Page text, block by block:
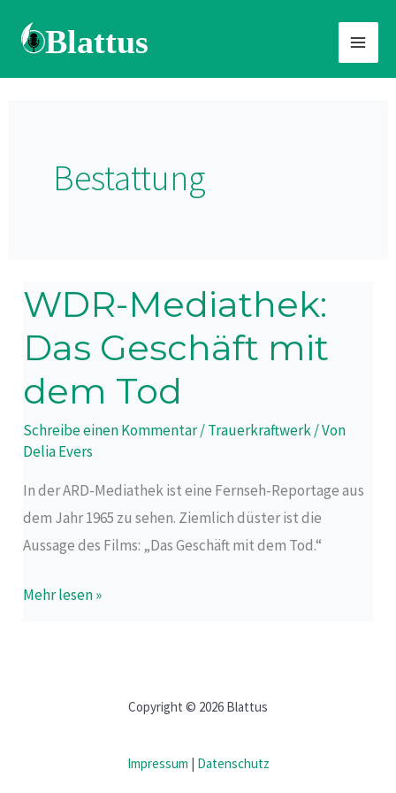
Inhalt
Bestattung
WDR-Mediathek:
Das Geschäft mit
dem Tod
Schreibe einen Kommentar/Trauerkraftwerk/ Von
Delia Evers
In der ARD-Mediathek ist eine Fernseh-Reportage aus
dem Jahr 1965 zu sehen. Ziemlich düster ist die
Aussage des Films: „Das Geschäft mit dem Tod.“
WDR-
Mediathek:
Das
Geschäft
mit
dem
Tod
Mehr lesen »
Copyright © 2026 Blattus
Impressum | Datenschutz